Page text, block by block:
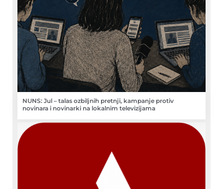
NUNS: Jul – talas ozbiljnih pretnji, kampanje protiv
novinara i novinarki na lokalnim televizijama